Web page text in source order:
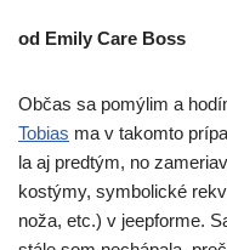
od Emily Care Boss
Občas sa pomý­lim a
Tobias ma v takom­to
la aj pred­tým, no
kos­tý­my, sym­bo­lic­ké
noža, etc.) v jeep­for­me.